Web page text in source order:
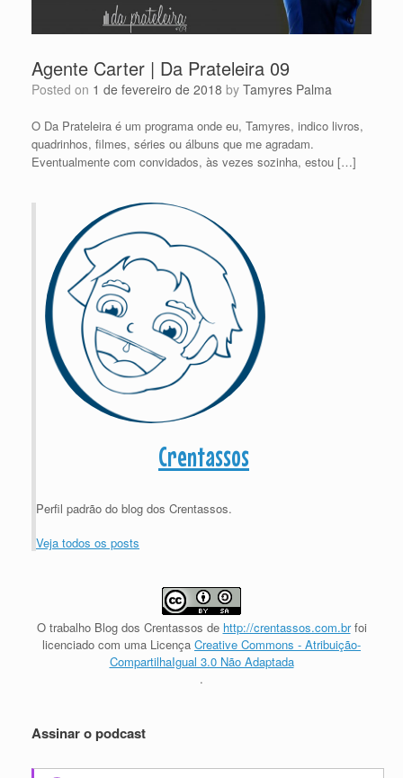
Agente Carter | Da Prateleira 09
Posted on 1 de fevereiro de 2018 by Tamyres Palma
O Da Prateleira é um programa onde eu, Tamyres, indico livros,
quadrinhos, filmes, séries ou álbuns que me agradam.
Eventualmente com convidados, às vezes sozinha, estou […]
Crentassos
Perfil padrão do blog dos Crentassos.
Veja todos os posts
O trabalho Blog dos Crentassos de http://crentassos.com.brfoi
licenciado com uma Licença Creative Commons - Atribuição-
CompartilhaIgual 3.0 Não Adaptada
.
Assinar o podcast